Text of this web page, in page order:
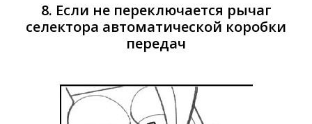
8. Если не переключается рычаг
селектора автоматической коробки
передач